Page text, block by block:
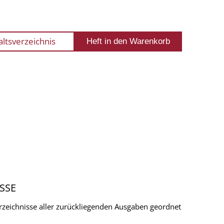
aller zurückliegenden Ausgaben geordnet